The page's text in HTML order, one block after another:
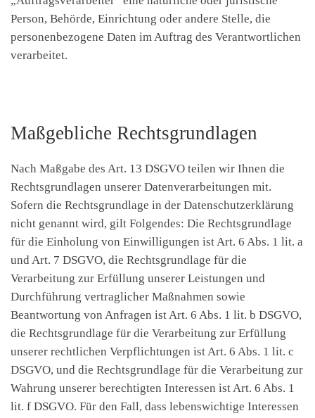
Person, Behörde, Einrichtung oder andere Stelle, die
personenbezogene Daten im Auftrag des Verantwortlichen
verarbeitet.
Maßgebliche Rechtsgrundlagen
Nach Maßgabe des Art. 13 DSGVO teilen wir Ihnen die
Rechtsgrundlagen unserer Datenverarbeitungen mit.
Sofern die Rechtsgrundlage in der Datenschutzerklärung
nicht genannt wird, gilt Folgendes: Die Rechtsgrundlage
für die Einholung von Einwilligungen ist Art. 6 Abs. 1 lit. a
und Art. 7 DSGVO, die Rechtsgrundlage für die
Verarbeitung zur Erfüllung unserer Leistungen und
Durchführung vertraglicher Maßnahmen sowie
Beantwortung von Anfragen ist Art. 6 Abs. 1 lit. b DSGVO,
die Rechtsgrundlage für die Verarbeitung zur Erfüllung
unserer rechtlichen Verpflichtungen ist Art. 6 Abs. 1 lit. c
DSGVO, und die Rechtsgrundlage für die Verarbeitung zur
Wahrung unserer berechtigten Interessen ist Art. 6 Abs. 1
lit. f DSGVO. Für den Fall, dass lebenswichtige Interessen